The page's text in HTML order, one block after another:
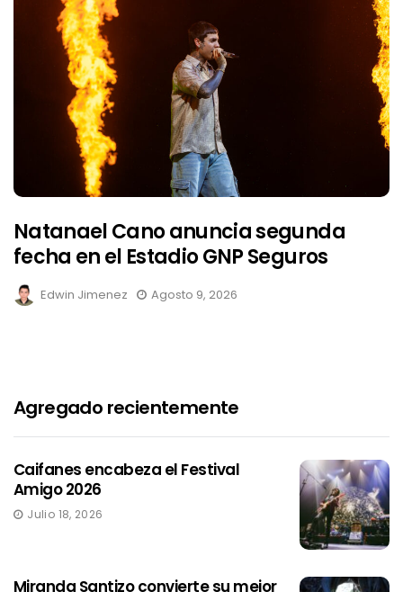
Natanael Cano anuncia segunda
fecha en el Estadio GNP Seguros
Edwin Jimenez Agosto 9, 2026
Agregado recientemente
Caifanes encabeza el Festival
Amigo 2026
Julio 18, 2026
Miranda Santizo convierte su mejor